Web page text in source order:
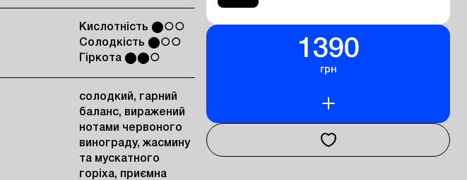
1390
грн
Кислотність ⬤○○
Солодкість ⬤○○
Гіркота ⬤⬤○
солодкий, гарний
баланс, виражений
нотами червоного
винограду, жасмину
та мускатного
горіха, приємна